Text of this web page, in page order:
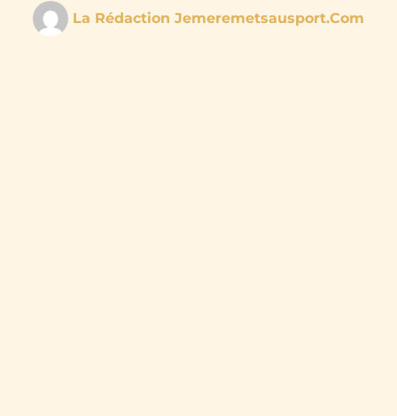
La Rédaction Jemeremetsausport.com